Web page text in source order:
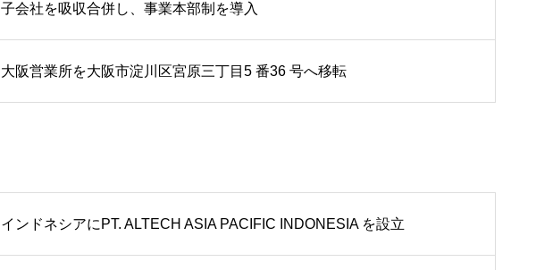
子会社を吸収合併し、事業本部制を導入
大阪営業所を大阪市淀川区宮原三丁目5 番36 号へ移転
インドネシアにPT. ALTECH ASIA PACIFIC INDONESIA を設立